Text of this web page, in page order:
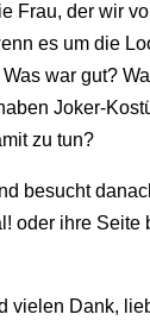
Frau, der wir
es um die
war gut?
Joker-
zu tun?
besucht
oder ihre Seite
vielen Dank,